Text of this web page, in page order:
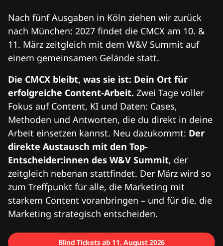
Nach fünf Ausgaben in Köln ziehen wir zurück
nach München: 2027 findet die CMCX am 10. &
11. März zeitgleich mit dem W&V Summit auf
einem gemeinsamen Gelände statt.
Die CMCX bleibt, was sie ist: Dein Ort für
erfolgreiche Content-Arbeit. Zwei Tage voller
Fokus auf Content, KI und Daten: Cases,
Methoden und Antworten, die du direkt in deine
Arbeit einsetzen kannst. Neu dazukommt: Der
direkte Austausch mit den Top-
Entscheider:innen des W&V Summit, der
zeitgleich nebenan stattfindet. Der März wird so
zum Treffpunkt für alle, die Marketing mit
starkem Content voranbringen – und für die, die
Marketing strategisch entscheiden.
Blind Tickets ab 11. August 2026